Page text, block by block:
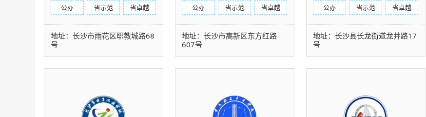
公办 省示范 省卓越
地址：长沙市雨花区职教城路68
号
公办 省示范 省卓越
地址：长沙市高新区东方红路
607号
公办 省示范 省卓越
地址：长沙县长龙街道龙井路17
号